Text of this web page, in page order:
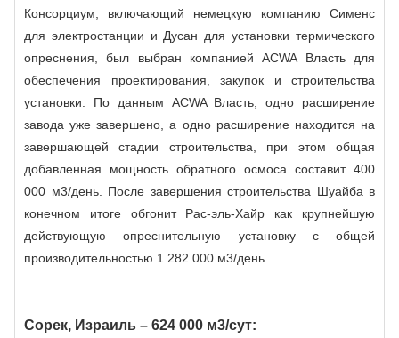
Консорциум, включающий немецкую компанию Сименс
для электростанции и Дусан для установки термического
опреснения, был выбран компанией ACWA Власть для
обеспечения проектирования, закупок и строительства
установки. По данным ACWA Власть, одно расширение
завода уже завершено, а одно расширение находится на
завершающей стадии строительства, при этом общая
добавленная мощность обратного осмоса составит 400
000 м3/день. После завершения строительства Шуайба в
конечном итоге обгонит Рас-эль-Хайр как крупнейшую
действующую опреснительную установку с общей
производительностью 1 282 000 м3/день.
Сорек, Израиль – 624 000 м3/сут: